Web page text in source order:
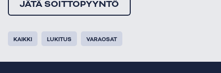
JÄTÄ SOITTOPYYNTÖ
KAIKKI LUKITUS VARAOSAT